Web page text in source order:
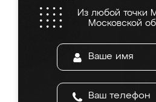
Из любой точки
Московской